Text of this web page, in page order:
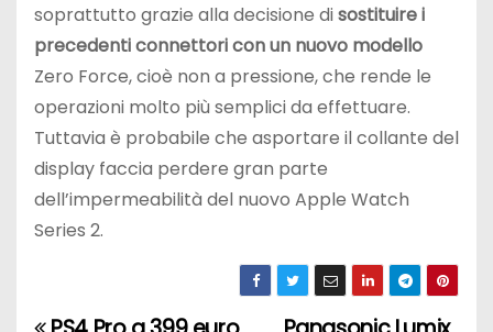
soprattutto grazie alla decisione disostituire i
precedenti connettori con un nuovo modello
Zero Force, cioè non a pressione, che rende le
operazioni molto più semplici da effettuare.
Tuttavia è probabile che asportare il collante del
display faccia perdere gran parte
dell’impermeabilità del nuovo Apple Watch
Series 2.